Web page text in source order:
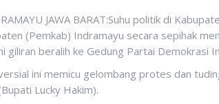
JAWA BARAT:Suhu politik di
(Pemkab) Indramayu secara sepihak
giliran beralih ke Gedung Partai Demokrasi
ini memicu gelombang protes dan
Lucky Hakim).